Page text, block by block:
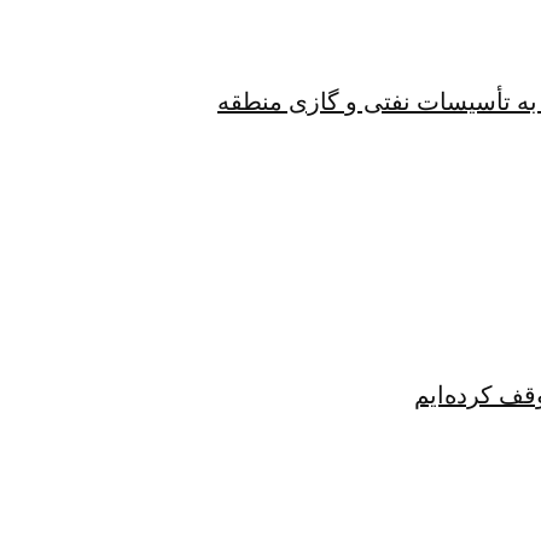
تأسیسات نفتی و گازی منطقه
کرده‌ایم